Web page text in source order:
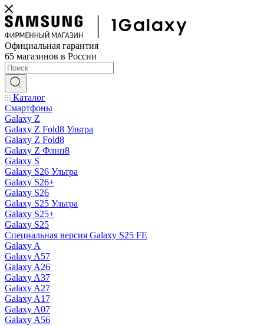
Официальная гарантия
65 магазинов в России
Каталог
Смартфоны
Galaxy Z
Galaxy Z Fold8 Ультра
Galaxy Z Fold8
Galaxy Z Флип8
Galaxy S
Galaxy S26 Ультра
Galaxy S26+
Galaxy S26
Galaxy S25 Ультра
Galaxy S25+
Galaxy S25
Специальная версия Galaxy S25 FE
Galaxy A
Galaxy A57
Galaxy A26
Galaxy A37
Galaxy A27
Galaxy A17
Galaxy A07
Galaxy A56